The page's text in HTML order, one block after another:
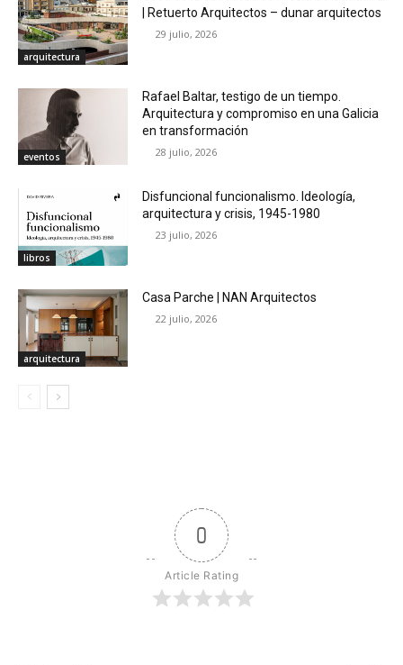
arquitectura
| Retuerto Arquitectos – dunar arquitectos
29 julio, 2026
eventos
Rafael Baltar, testigo de un tiempo.
Arquitectura y compromiso en una Galicia
en transformación
28 julio, 2026
libros
Disfuncional funcionalismo. Ideología,
arquitectura y crisis, 1945-1980
23 julio, 2026
arquitectura
Casa Parche | NAN Arquitectos
22 julio, 2026
0
Article Rating